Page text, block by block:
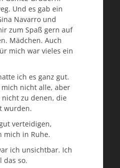
Und es gab ein
Navarro und
zum Spaß gern auf
Mädchen. Auch
mich war vieles ein
ich es ganz gut.
nicht alle, aber
zu denen, die
wurden.
verteidigen,
mich in Ruhe.
ich unsichtbar. Ich
das so.